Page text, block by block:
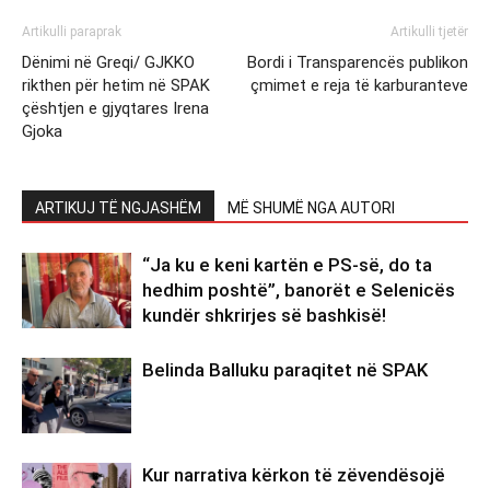
Artikulli paraprak
Dënimi në Greqi/ GJKKO
rikthen për hetim në SPAK
çështjen e gjyqtares Irena
Gjoka
Artikulli tjetër
Bordi i Transparencës publikon
çmimet e reja të karburanteve
ARTIKUJ TË NGJASHËM MË SHUMË NGA AUTORI
“Ja ku e keni kartën e PS-së, do ta
hedhim poshtë”, banorët e Selenicës
kundër shkrirjes së bashkisë!
Belinda Balluku paraqitet në SPAK
Kur narrativa kërkon të zëvendësojë